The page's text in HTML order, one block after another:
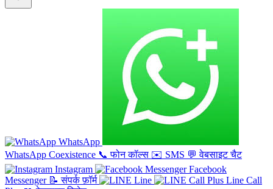
WhatsApp
WhatsApp Coexistence 📞 फोन कॉल्स ✉️ SMS 💬 वेबसाइट चैट
Instagram
Facebook
Messenger 📝 संपर्क फ़ॉर्म Line
Line Call